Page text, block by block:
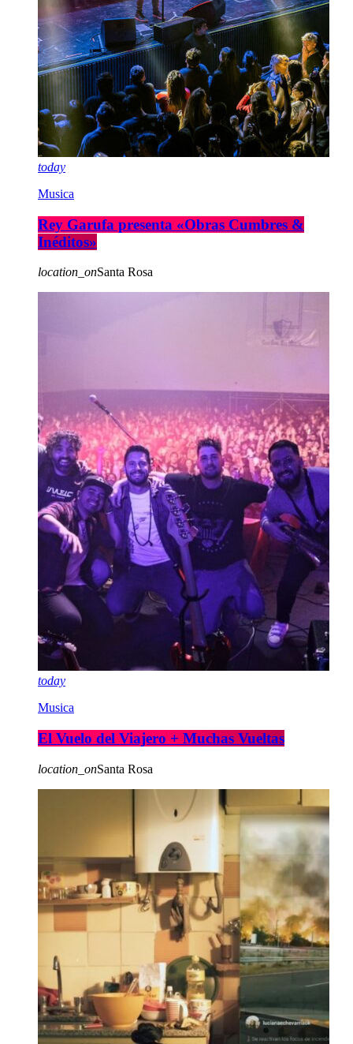
today
Musica
Rey Garufa presenta «Obras Cumbres &
Inéditos»
location_onSanta Rosa
today
Musica
El Vuelo del Viajero + Muchas Vueltas
location_onSanta Rosa